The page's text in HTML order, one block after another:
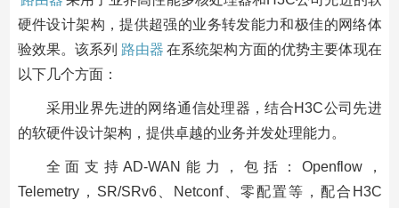
硬件设计架构，提供超强的业务转发能力和极佳的网络体
验效果。该系列 路由器 在系统架构方面的优势主要体现在
以下几个方面：
采用业界先进的网络通信处理器，结合H3C公司先进
的软硬件设计架构，提供卓越的业务并发处理能力。
全面支持AD-WAN能力，包括：Openflow，
Telemetry，SR/SRv6、Netconf、零配置等，配合H3C